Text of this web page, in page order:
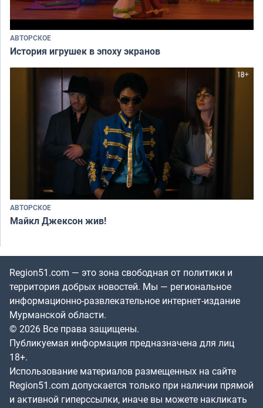
АВТОРСКОЕ
История игрушек в эпоху экранов
АВТОРСКОЕ
Майкл Джексон жив!
Region51.com — это зона свободная от политики и
территория добрых новостей. Мы — региональное
информационно-развлекательное интернет-издание
Мурманской области.
© 2026 Все права защищены.
Публикуемая информация предназначена для лиц
18+.
Использование материалов размещенных на сайте
Region51.com допускается только при наличии прямой
и активной гиперссылки, иначе вы можете накликать